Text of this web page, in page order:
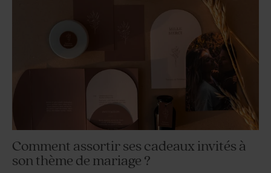
Comment assortir ses cadeaux invités à
son thème de mariage ?